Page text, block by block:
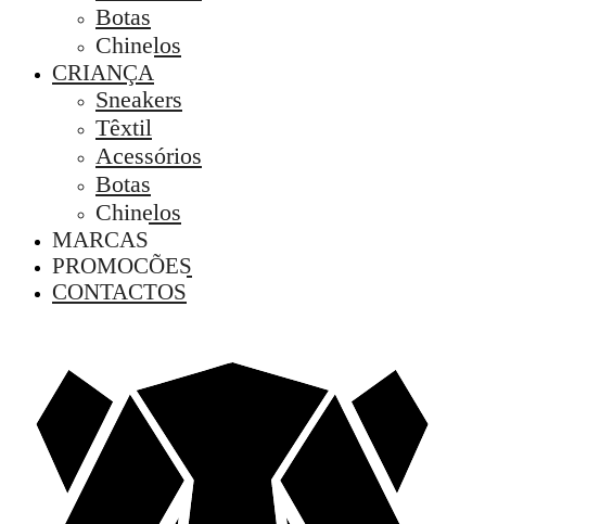
Botas
Chinelos
CRIANÇA
Sneakers
Têxtil
Acessórios
Botas
Chinelos
MARCAS
PROMOÇÕES
CONTACTOS